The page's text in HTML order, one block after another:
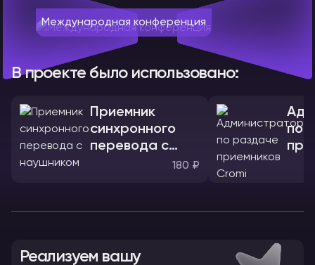
Международная конференция
В проекте было использовано:
Приемник
синхронного
перевода с
180 ₽
по
Реализуем вашу